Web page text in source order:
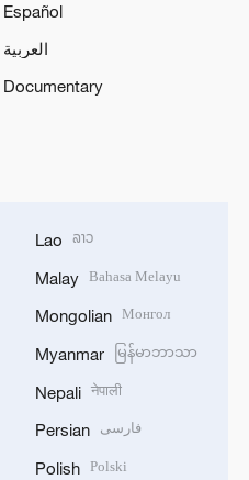
Español
العربية
Documentary
Lao ລາວ
Malay Bahasa Melayu
Mongolian Монгол
Myanmar မြန်မာဘာသာ
Nepali नेपाली
Persian فارسی
Polish Polski